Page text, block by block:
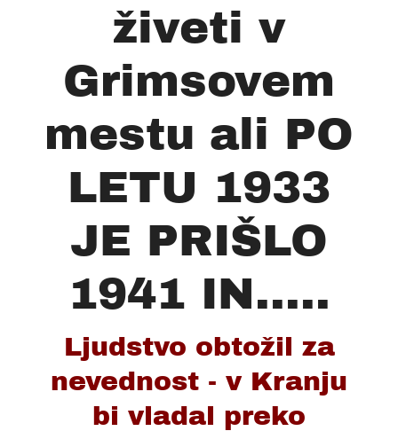
živeti v
Grimsovem
mestu ali PO
LETU 1933
JE PRIŠLO
1941 IN.....
Ljudstvo obtožil za
nevednost - v Kranju
bi vladal preko